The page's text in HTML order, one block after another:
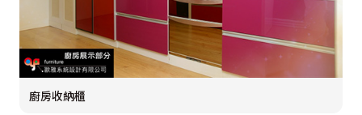
廚房收納櫃